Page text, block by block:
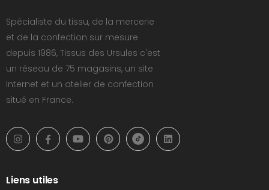
Spécialiste du tissu, de la mercerie
et de la confection sur mesure
depuis 1986, Tissus des Ursules c'est
un réseau de 75 magasins, un site
Internet et un atelier de confection
situé en France.
Liens utiles